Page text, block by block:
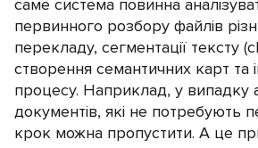
саме система повинна
первинного розбору файлів
перекладу, сегментації тексту
створення семантичних карт та
процесу. Наприклад, у випадку
документів, які не потребують
крок можна пропустити. А це